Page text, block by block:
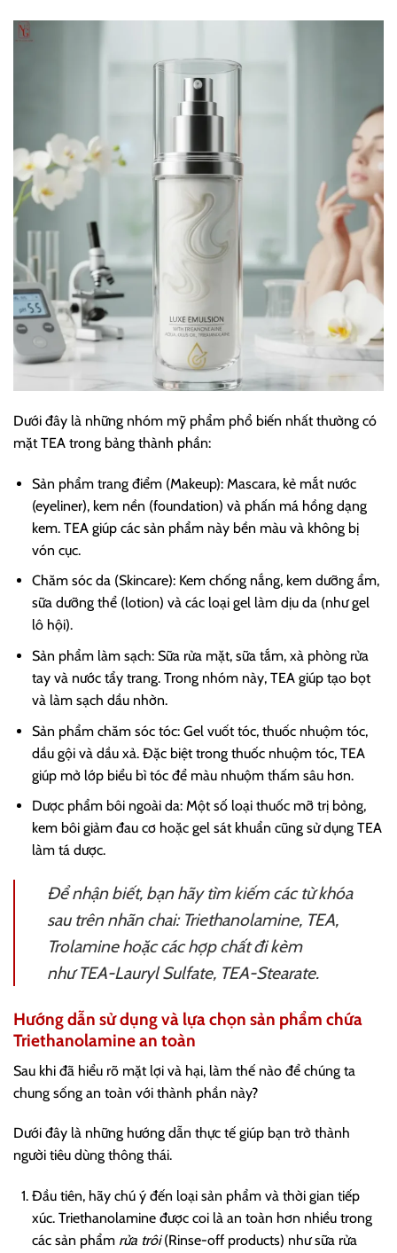
Dưới đây là những nhóm mỹ phẩm phổ biến nhất thường có
mặt TEA trong bảng thành phần:
Sản phẩm trang điểm (Makeup): Mascara, kẻ mắt nước
(eyeliner), kem nền (foundation) và phấn má hồng dạng
kem. TEA giúp các sản phẩm này bền màu và không bị
vón cục.
Chăm sóc da (Skincare): Kem chống nắng, kem dưỡng ẩm,
sữa dưỡng thể (lotion) và các loại gel làm dịu da (như gel
lô hội).
Sản phẩm làm sạch: Sữa rửa mặt, sữa tắm, xà phòng rửa
tay và nước tẩy trang. Trong nhóm này, TEA giúp tạo bọt
và làm sạch dầu nhờn.
Sản phẩm chăm sóc tóc: Gel vuốt tóc, thuốc nhuộm tóc,
dầu gội và dầu xả. Đặc biệt trong thuốc nhuộm tóc, TEA
giúp mở lớp biểu bì tóc để màu nhuộm thấm sâu hơn.
Dược phẩm bôi ngoài da: Một số loại thuốc mỡ trị bỏng,
kem bôi giảm đau cơ hoặc gel sát khuẩn cũng sử dụng TEA
làm tá dược.
Để nhận biết, bạn hãy tìm kiếm các từ khóa
sau trên nhãn chai: Triethanolamine, TEA,
Trolaminehoặc các hợp chất đi kèm
nhưTEA-Lauryl Sulfate, TEA-Stearate.
Hướng dẫn sử dụng và lựa chọn sản phẩm chứa
Triethanolamine an toàn
Sau khi đã hiểu rõ mặt lợi và hại, làm thế nào để chúng ta
chung sống an toàn với thành phần này?
Dưới đây là những hướng dẫn thực tế giúp bạn trở thành
người tiêu dùng thông thái.
Đầu tiên, hãy chú ý đến loại sản phẩm và thời gian tiếp
xúc. Triethanolamine được coi là an toàn hơn nhiều trong
các sản phẩm rửa trôi(Rinse-off products) như sữa rửa